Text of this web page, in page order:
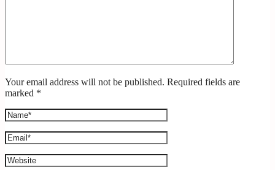
Your email address will not be published. Required fields are
marked *